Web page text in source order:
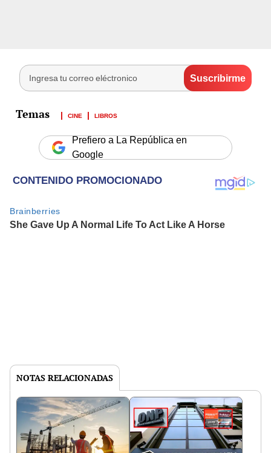
CINE LIBROS
Prefiero a La República en
Google
NOTAS RELACIONADAS